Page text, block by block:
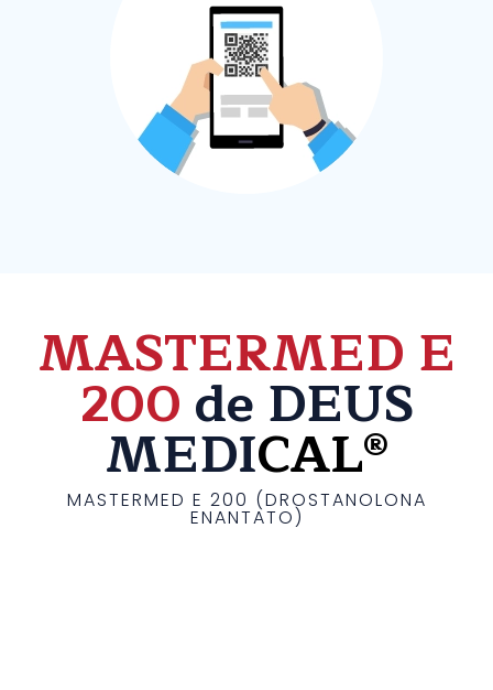
MASTERMED E
200de DEUS
MEDICAL®
MASTERMED E 200 (DROSTANOLONA
ENANTATO)